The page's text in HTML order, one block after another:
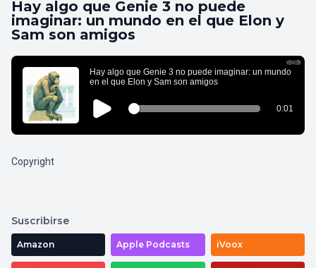
Hay algo que Genie 3 no puede
imaginar: un mundo en el que Elon y
Sam son amigos
Copyright
Suscribirse
Amazon Apple Podcasts iVoox